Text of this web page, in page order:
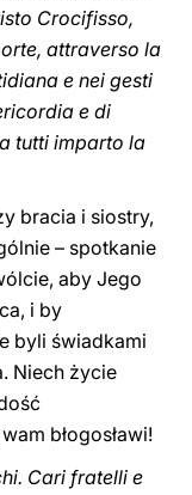
Crocifisso,
attraverso la
e nei gesti
e di
tutti imparto la
bracia i siostry,
– spotkanie
aby Jego
i by
byli świadkami
Niech życie
błogosławi!
Cari fratelli e